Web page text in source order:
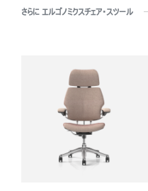
さらに エルゴノミクスチェア・スツール